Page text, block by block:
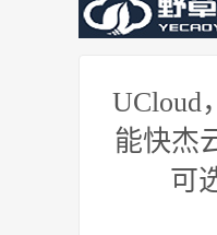
UCloud
能快杰
可